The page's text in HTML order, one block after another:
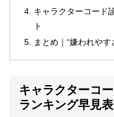
キャラクターコード
ト
まとめ｜“嫌われや
キャラクターコ
ランキング早見表